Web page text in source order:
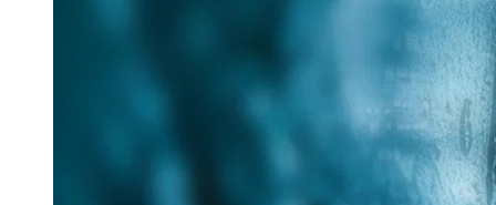
Im Rahmen des Messe-Mottos „Lösungen für eine
verantwortungsvolle Zukunft“ hat Tracto auf der IFAT